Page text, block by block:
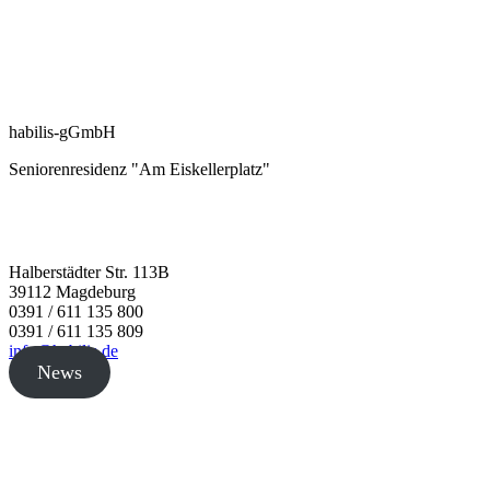
habilis-gGmbH
Seniorenresidenz "Am Eiskellerplatz"
Halberstädter Str. 113B
39112 Magdeburg
0391 / 611 135 800
0391 / 611 135 809
info@habilis.de
News